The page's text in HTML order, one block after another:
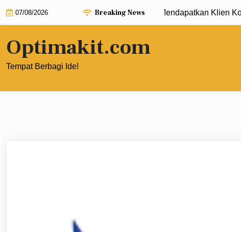
07/08/2026 Breaking News
Strategi B2B Digital Marketing untuk Mendapatkan Klien
Optimakit.com
Tempat Berbagi Ide!